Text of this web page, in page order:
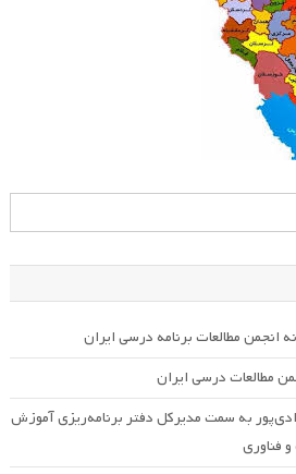
انجمن مطالعات برنامه درسی ایران
مطالعات درسی ایران
به سمت مدیرکل دفتر برنامه‌ریزی آموزش
فناوری